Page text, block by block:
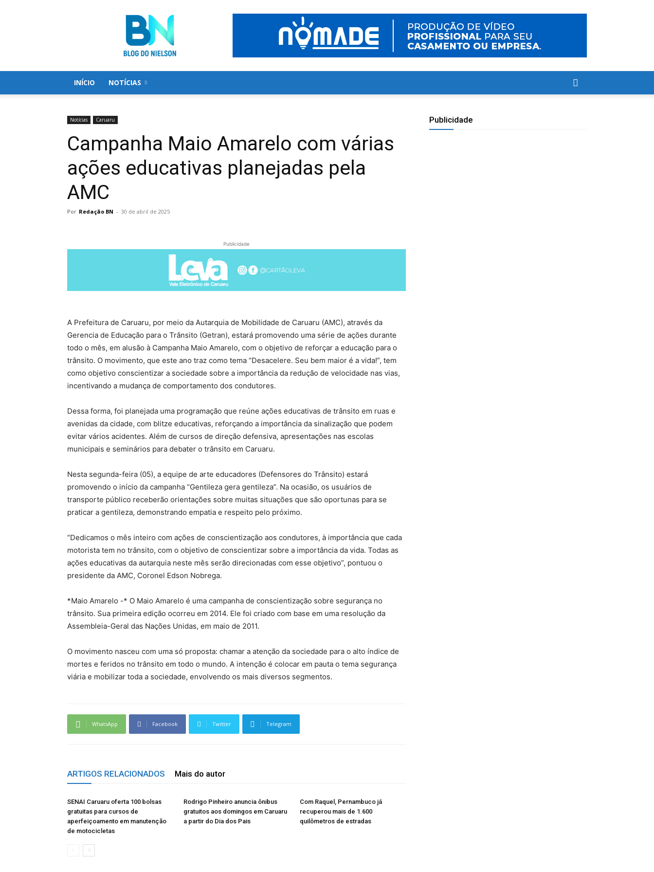
Blog
do
Nielson
INÍCIO NOTÍCIAS
Notícias Caruaru
Campanha Maio Amarelo com várias
ações educativas planejadas pela
AMC
Por Redação BN - 30 de abril de 2025
Publicidade
A Prefeitura de Caruaru, por meio da Autarquia de Mobilidade de Caruaru (AMC), através da
Gerencia de Educação para o Trânsito (Getran), estará promovendo uma série de ações durante
todo o mês, em alusão à Campanha Maio Amarelo, com o objetivo de reforçar a educação para o
trânsito. O movimento, que este ano traz como tema “Desacelere. Seu bem maior é a vida!”, tem
como objetivo conscientizar a sociedade sobre a importância da redução de velocidade nas vias,
incentivando a mudança de comportamento dos condutores.
Dessa forma, foi planejada uma programação que reúne ações educativas de trânsito em ruas e
avenidas da cidade, com blitze educativas, reforçando a importância da sinalização que podem
evitar vários acidentes. Além de cursos de direção defensiva, apresentações nas escolas
municipais e seminários para debater o trânsito em Caruaru.
Nesta segunda-feira (05), a equipe de arte educadores (Defensores do Trânsito) estará
promovendo o início da campanha “Gentileza gera gentileza”. Na ocasião, os usuários de
transporte público receberão orientações sobre muitas situações que são oportunas para se
praticar a gentileza, demonstrando empatia e respeito pelo próximo.
“Dedicamos o mês inteiro com ações de conscientização aos condutores, à importância que cada
motorista tem no trânsito, com o objetivo de conscientizar sobre a importância da vida. Todas as
ações educativas da autarquia neste mês serão direcionadas com esse objetivo”, pontuou o
presidente da AMC, Coronel Edson Nobrega.
*Maio Amarelo -* O Maio Amarelo é uma campanha de conscientização sobre segurança no
trânsito. Sua primeira edição ocorreu em 2014. Ele foi criado com base em uma resolução da
Assembleia-Geral das Nações Unidas, em maio de 2011.
O movimento nasceu com uma só proposta: chamar a atenção da sociedade para o alto índice de
mortes e feridos no trânsito em todo o mundo. A intenção é colocar em pauta o tema segurança
viária e mobilizar toda a sociedade, envolvendo os mais diversos segmentos.
WhatsApp Facebook Twitter Telegram
ARTIGOS RELACIONADOS Mais do autor
SENAI Caruaru oferta 100 bolsas
gratuitas para cursos de
aperfeiçoamento em manutenção
de motocicletas
Rodrigo Pinheiro anuncia ônibus
gratuitos aos domingos em Caruaru
a partir do Dia dos Pais
Com Raquel, Pernambuco já
recuperou mais de 1.600
quilômetros de estradas
Publicidade